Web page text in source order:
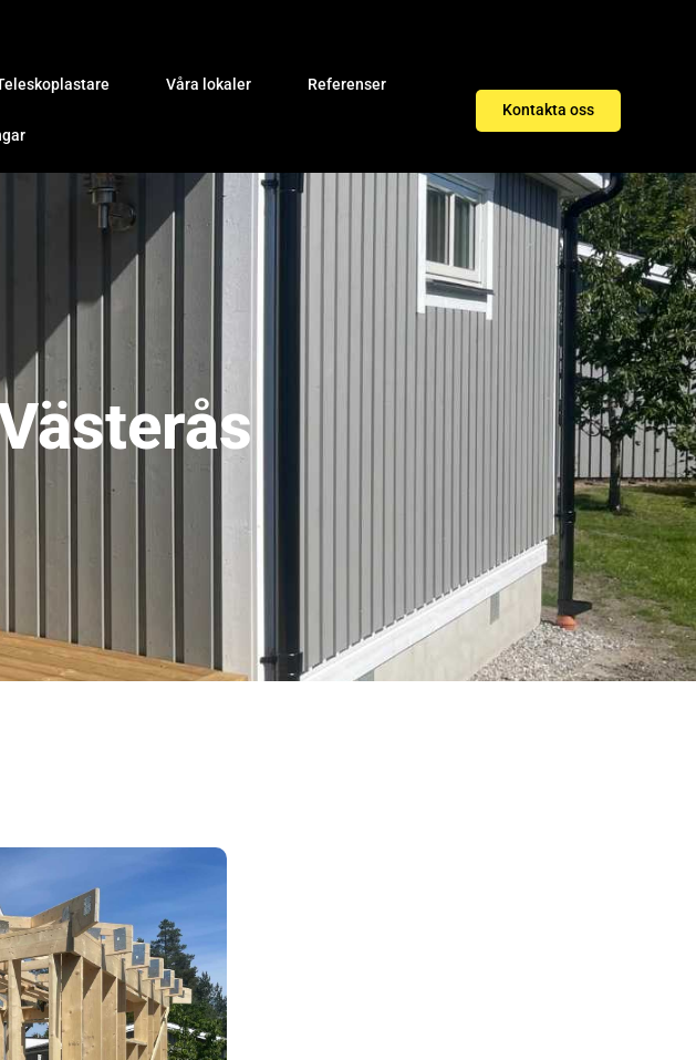
Våra lokaler Referenser
Kontakta oss